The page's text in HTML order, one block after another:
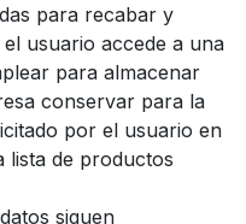
para recabar y
usuario accede a una
para almacenar
conservar para la
por el usuario en
lista de productos
siguen